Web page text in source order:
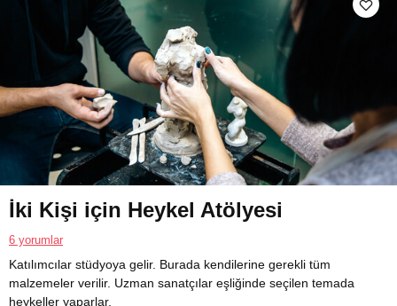
İki Kişi için Heykel Atölyesi
6 yorumlar
Katılımcılar stüdyoya gelir. Burada kendilerine gerekli tüm
malzemeler verilir. Uzman sanatçılar eşliğinde seçilen temada
heykeller yaparlar.